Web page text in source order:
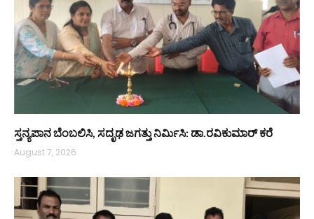
ಸ್ತನ್ಯಪಾನ ಬೆಂಬಲಿಸಿ, ಸದೃಢ ಜಗತ್ತು ನಿರ್ಮಿಸಿ: ಡಾ.ರವಿಕುಮಾರ್ ಕರೆ
August 7, 2026